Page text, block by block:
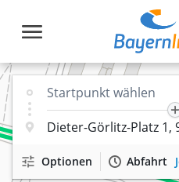
Optionen Abfahrt